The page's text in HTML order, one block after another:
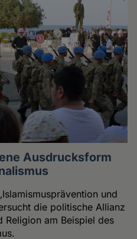
Ausdrucksform
und
die politische Allianz
Religion am Beispiel des